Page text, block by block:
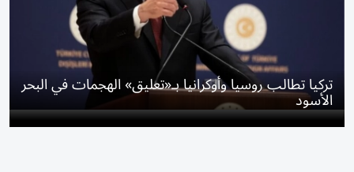
تركيا تطالب روسيا وأوكرانيا بـ«تعليق» الهجمات في البحر
الأسود